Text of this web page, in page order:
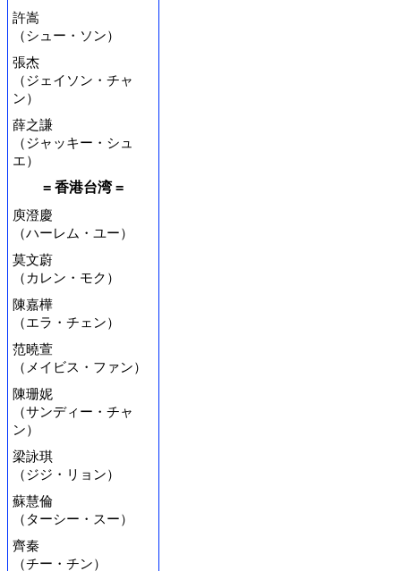
許嵩
（シュー・ソン）
張杰
（ジェイソン・チャ
ン）
薛之謙
（ジャッキー・シュ
エ）
= 香港台湾 =
庾澄慶
（ハーレム・ユー）
莫文蔚
（カレン・モク）
陳嘉樺
（エラ・チェン）
范曉萱
（メイビス・ファン）
陳珊妮
（サンディー・チャ
ン）
梁詠琪
（ジジ・リョン）
蘇慧倫
（ターシー・スー）
齊秦
（チー・チン）